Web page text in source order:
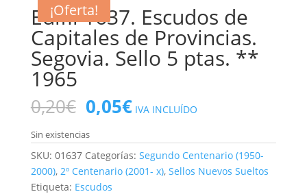
¡Oferta!
Edifil 1637. Escudos de
Capitales de Provincias.
Segovia. Sello 5 ptas. **
1965
0,20€ El
precio
original
era:
0,20€.
0,05€El
precio
actual
es:
0,05€.
IVA INCLUÍDO
Sin existencias
SKU: 01637 Categorías: Segundo Centenario (1950-
2000), 2º Centenario (2001- x), Sellos Nuevos Sueltos
Etiqueta: Escudos
¡Oferta!
¡Oferta!
¡Oferta!